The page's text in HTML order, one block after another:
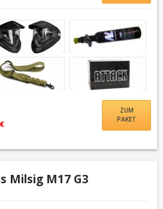
ZUM
PAKET
Milsig M17 G3